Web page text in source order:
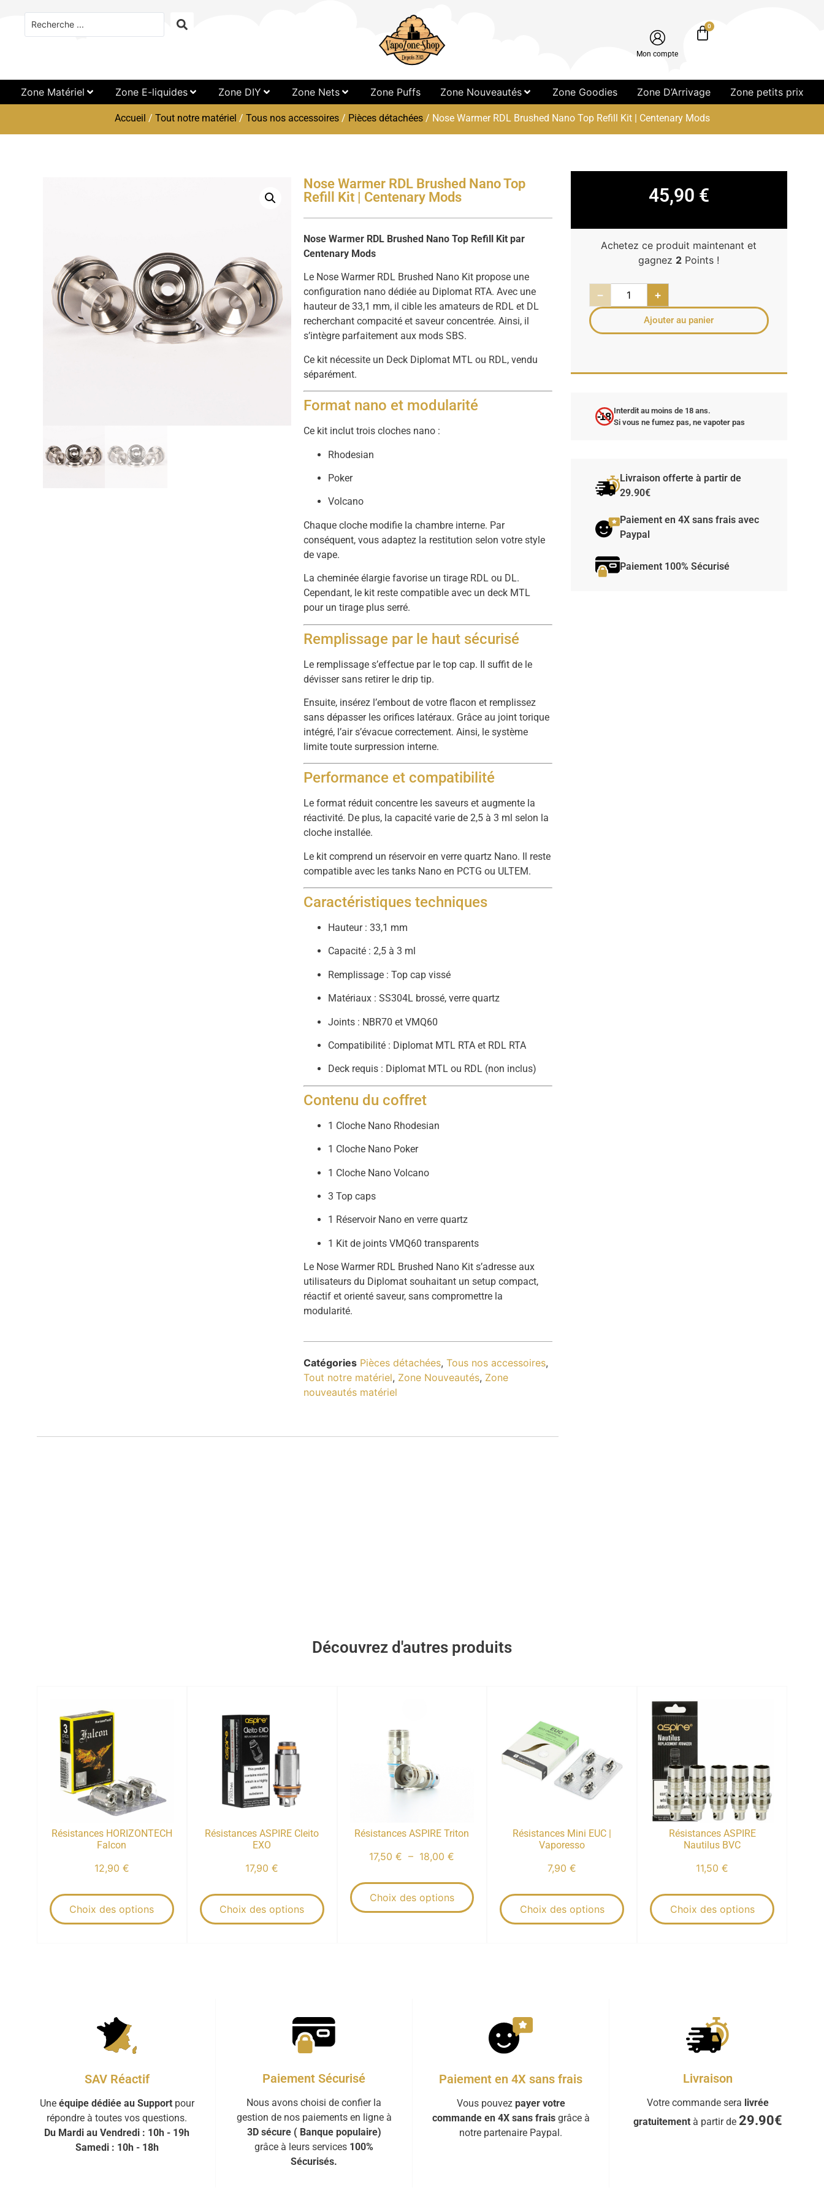
Mon compte
0
Zone Matériel Zone E-liquides Zone DIY Zone Nets Zone Puffs Zone Nouveautés Zone Goodies Zone D’Arrivage Zone petits prix
Accueil / Tout notre matériel / Tous nos accessoires/ Pièces détachées/ Nose Warmer RDL Brushed Nano Top Refill Kit | Centenary Mods
Nose Warmer RDL Brushed Nano Top
Refill Kit | Centenary Mods
Nose Warmer RDL Brushed Nano Top Refill Kit par
Centenary Mods
Le Nose Warmer RDL Brushed Nano Kit propose une
configuration nano dédiée au Diplomat RTA. Avec une
hauteur de 33,1 mm, il cible les amateurs de RDL et DL
recherchant compacité et saveur concentrée. Ainsi, il
s’intègre parfaitement aux mods SBS.
Ce kit nécessite un Deck Diplomat MTL ou RDL, vendu
séparément.
Format nano et modularité
Ce kit inclut trois cloches nano :
Rhodesian
Poker
Volcano
Chaque cloche modifie la chambre interne. Par
conséquent, vous adaptez la restitution selon votre style
de vape.
La cheminée élargie favorise un tirage RDL ou DL.
Cependant, le kit reste compatible avec un deck MTL
pour un tirage plus serré.
Remplissage par le haut sécurisé
Le remplissage s’effectue par le top cap. Il suffit de le
dévisser sans retirer le drip tip.
Ensuite, insérez l’embout de votre flacon et remplissez
sans dépasser les orifices latéraux. Grâce au joint torique
intégré, l’air s’évacue correctement. Ainsi, le système
limite toute surpression interne.
Performance et compatibilité
Le format réduit concentre les saveurs et augmente la
réactivité. De plus, la capacité varie de 2,5 à 3 ml selon la
cloche installée.
Le kit comprend un réservoir en verre quartz Nano. Il reste
compatible avec les tanks Nano en PCTG ou ULTEM.
Caractéristiques techniques
Hauteur : 33,1 mm
Capacité : 2,5 à 3 ml
Remplissage : Top cap vissé
Matériaux : SS304L brossé, verre quartz
Joints : NBR70 et VMQ60
Compatibilité : Diplomat MTL RTA et RDL RTA
Deck requis : Diplomat MTL ou RDL (non inclus)
Contenu du coffret
1 Cloche Nano Rhodesian
1 Cloche Nano Poker
1 Cloche Nano Volcano
3 Top caps
1 Réservoir Nano en verre quartz
1 Kit de joints VMQ60 transparents
Le Nose Warmer RDL Brushed Nano Kit s’adresse aux
utilisateurs du Diplomat souhaitant un setup compact,
réactif et orienté saveur, sans compromettre la
modularité.
Catégories Pièces détachées,Tous nos accessoires,
Tout notre matériel, Zone Nouveautés, Zone
nouveautés matériel
45,90 €
Achetez ce produit maintenant et
gagnez 2 Points !
− +
Ajouter au panier
-18 Interdit au moins de 18 ans.
Si vous ne fumez pas, ne vapoter pas
Livraison offerte à partir de
29.90€
Paiement en 4X sans frais avec
Paypal
Paiement 100% Sécurisé
Découvrez d'autres produits
Résistances HORIZONTECH
Falcon
12,90 €
Choix des options
Résistances ASPIRE Cleito
EXO
17,90€
Choix des options
Résistances ASPIRE Triton
17,50€ – 18,00€
Choix des options
Résistances Mini EUC |
Vaporesso
7,90€
Choix des options
Résistances ASPIRE
Nautilus BVC
11,50€
Choix des options
SAV Réactif
Une équipe dédiée au Supportpour
répondre à toutes vos questions.
Du Mardi au Vendredi : 10h - 19h
Samedi : 10h - 18h
Paiement Sécurisé
Nous avons choisi de confier la
gestion de nos paiements en ligne à
3D sécure ( Banque populaire)
grâce à leurs services 100%
Sécurisés.
Paiement en 4X sans frais
Vous pouvez payer votre
commande en 4X sans fraisgrâce à
notre partenaire Paypal.
Livraison
Votre commande sera livrée
gratuitementà partir de 29.90€